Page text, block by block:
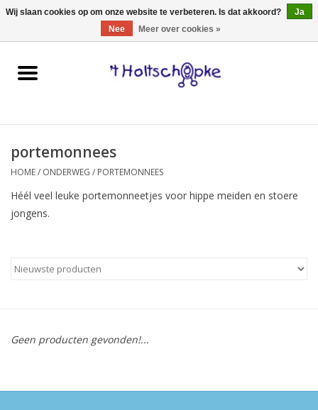
0 Artikelen - €0,00
Home
spellen
onderweg
hebbedingen
eten & drinken
portemonnees
HOME/ ONDERWEG / PORTEMONNEES
Héél veel leuke portemonneetjes voor hippe meiden en stoere
jongens.
Geen producten gevonden!...
Wij slaan cookies op om onze website te verbeteren. Is dat akkoord?
Ja
Nee
Meer over cookies »